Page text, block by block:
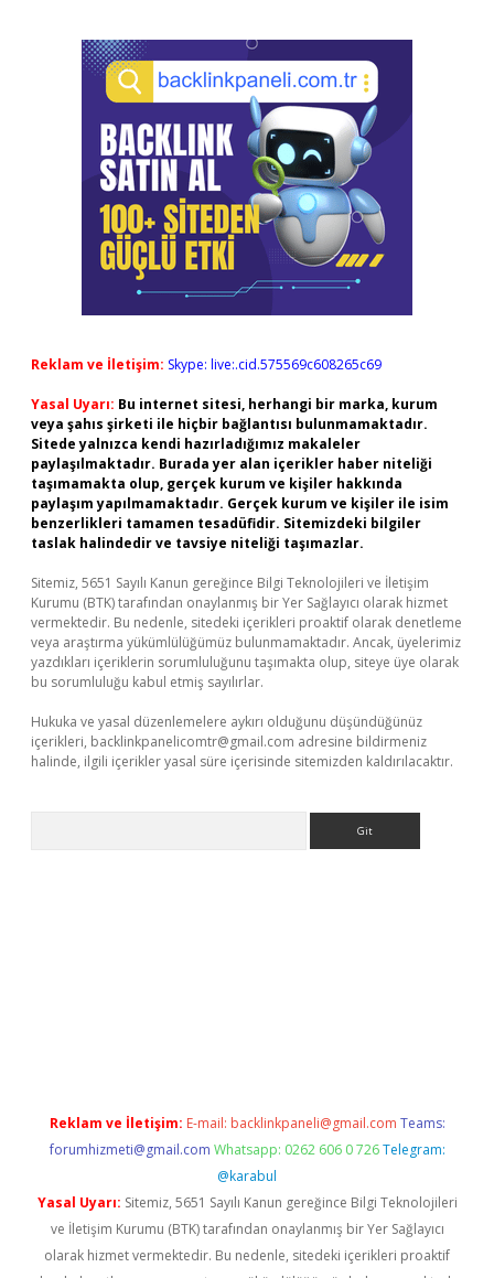
Reklam ve İletişim: Skype: live:.cid.575569c608265c69
Yasal Uyarı: Bu internet sitesi, herhangi bir marka, kurum
veya şahıs şirketi ile hiçbir bağlantısı bulunmamaktadır.
Sitede yalnızca kendi hazırladığımız makaleler
paylaşılmaktadır. Burada yer alan içerikler haber niteliği
taşımamakta olup, gerçek kurum ve kişiler hakkında
paylaşım yapılmamaktadır. Gerçek kurum ve kişiler ile isim
benzerlikleri tamamen tesadüfidir. Sitemizdeki bilgiler
taslak halindedir ve tavsiye niteliği taşımazlar.
Sitemiz, 5651 Sayılı Kanun gereğince Bilgi Teknolojileri ve İletişim
Kurumu (BTK) tarafından onaylanmış bir Yer Sağlayıcı olarak hizmet
vermektedir. Bu nedenle, sitedeki içerikleri proaktif olarak denetleme
veya araştırma yükümlülüğümüz bulunmamaktadır. Ancak, üyelerimiz
yazdıkları içeriklerin sorumluluğunu taşımakta olup, siteye üye olarak
bu sorumluluğu kabul etmiş sayılırlar.
Hukuka ve yasal düzenlemelere aykırı olduğunu düşündüğünüz
içerikleri, backlinkpanelicomtr@gmail.com adresine bildirmeniz
halinde, ilgili içerikler yasal süre içerisinde sitemizden kaldırılacaktır.
Reklam ve İletişim: E-mail: backlinkpaneli@gmail.com Teams:
forumhizmeti@gmail.com Whatsapp: 0262 606 0 726 Telegram:
@karabul
Yasal Uyarı: Sitemiz, 5651 Sayılı Kanun gereğince Bilgi Teknolojileri
ve İletişim Kurumu (BTK) tarafından onaylanmış bir Yer Sağlayıcı
olarak hizmet vermektedir. Bu nedenle, sitedeki içerikleri proaktif